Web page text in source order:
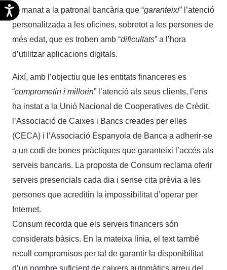
Accesibilidad
demanat a la patronal bancària que “garanteixi” l’atenció
personalitzada a les oficines, sobretot a les persones de
més edat, que es troben amb “dificultats” a l’hora
d’utilitzar aplicacions digitals.
Així, amb l’objectiu que les entitats financeres es
“comprometin i millorin” l’atenció als seus clients, l’ens
ha instat a la Unió Nacional de Cooperatives de Crèdit,
l’Associació de Caixes i Bancs creades per elles
(CECA) i l’Associació Espanyola de Banca a adherir-se
a un codi de bones pràctiques que garanteixi l’accés als
serveis bancaris. La proposta de Consum reclama oferir
serveis presencials cada dia i sense cita prèvia a les
persones que acreditin la impossibilitat d’operar per
Internet.
Consum recorda que els serveis financers són
considerats bàsics. En la mateixa línia, el text també
recull compromisos per tal de garantir la disponibilitat
d’un nombre suficient de caixers automàtics arreu del